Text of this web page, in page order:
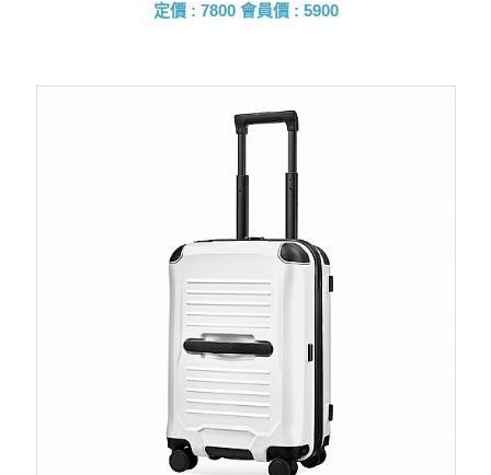
定價 : 7800 會員價 : 5900